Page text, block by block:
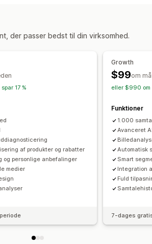
Mersalg
Emojis og klistermærker
Chatvindue
Agentavatar
der passer bedst til din virksomhed.
17 %
af produkter og rabatter
og personlige anbefalinger
medier
Growth
$99om
eller $990 om
Funktioner
1.000
Avanceret
Automatisk
Smart
Integration
Fuld
7-dages